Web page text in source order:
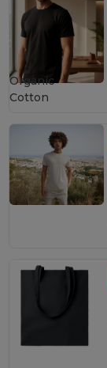
Organic
Cotton